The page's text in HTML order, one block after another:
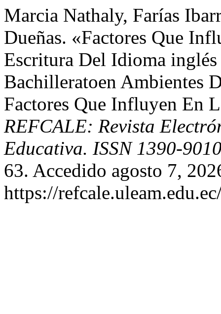
Marcia Nathaly, Farías
Dueñas. «Factores Que
Escritura Del Idioma
Bachilleratoen Ambientes
Factores Que Influyen En
REFCALE: Revista
Educativa. ISSN 1390-
63. Accedido agosto 7,
https://